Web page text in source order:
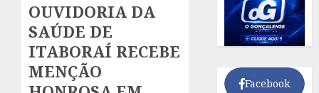
OUVIDORIA DA
SAÚDE DE
ITABORAÍ RECEBE
MENÇÃO
Facebook